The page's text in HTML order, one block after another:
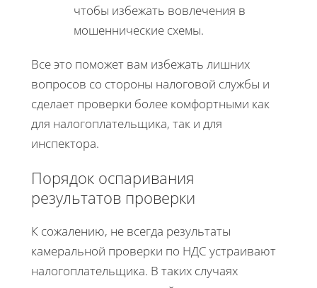
чтобы избежать вовлечения в
мошеннические схемы.
Все это поможет вам избежать лишних
вопросов со стороны налоговой службы и
сделает проверки более комфортными как
для налогоплательщика, так и для
инспектора.
Порядок оспаривания
результатов проверки
К сожалению, не всегда результаты
камеральной проверки по НДС устраивают
налогоплательщика. В таких случаях